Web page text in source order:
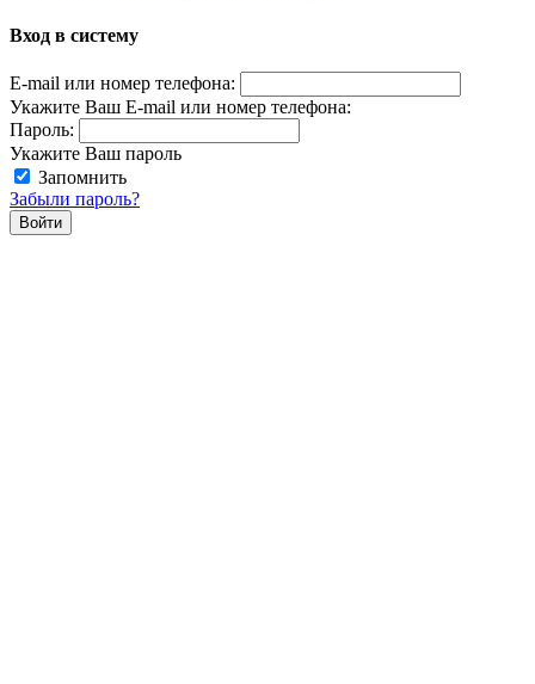
Вход в систему
E-mail или номер телефона:
Укажите Ваш E-mail или номер телефона:
Пароль:
Укажите Ваш пароль
Запомнить
Забыли пароль?